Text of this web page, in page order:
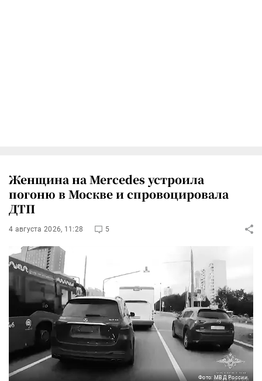
Женщина на Mercedes устроила
погоню в Москве и спровоцировала
ДТП
4 августа 2026, 11:28 5
Фото: МВД России